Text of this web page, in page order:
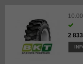
2